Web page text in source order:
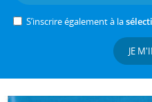
S’inscrire également à la
JE